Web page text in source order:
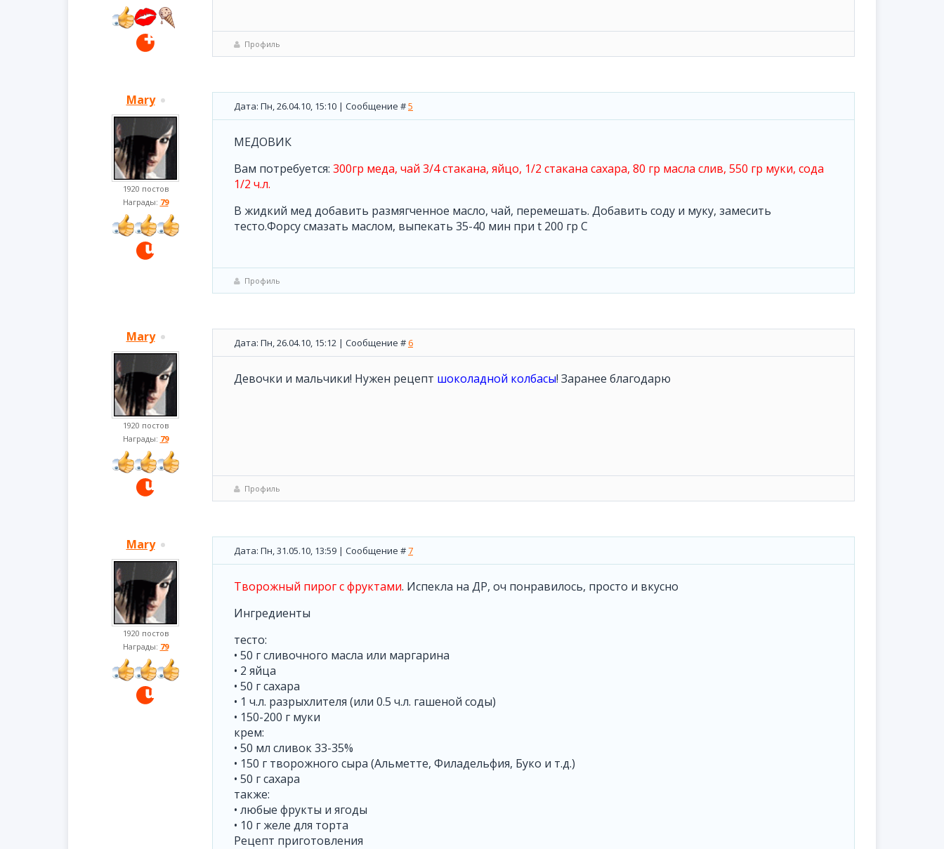
Профиль
Mary
1920 постов
Награды: 79
Дата: Пн, 26.04.10, 15:10 | Сообщение #5
МЕДОВИК
Вам потребуется: 300гр меда, чай 3/4 стакана, яйцо, 1/2 стакана сахара, 80 гр масла слив, 550 гр муки, сода
1/2 ч.л.
В жидкий мед добавить размягченное масло, чай, перемешать. Добавить соду и муку, замесить
тесто.Форсу смазать маслом, выпекать 35-40 мин при t 200 гр С
Профиль
Mary
1920 постов
Награды: 79
Дата: Пн, 26.04.10, 15:12 | Сообщение #6
Девочки и мальчики! Нужен рецепт шоколадной колбасы! Заранее благодарю
Профиль
Mary
1920 постов
Награды: 79
Дата: Пн, 31.05.10, 13:59 | Сообщение #7
Творожный пирог с фруктами. Испекла на ДР, оч понравилось, просто и вкусно
Ингредиенты
тесто:
• 50 г сливочного масла или маргарина
• 2 яйца
• 50 г сахара
• 1 ч.л. разрыхлителя (или 0.5 ч.л. гашеной соды)
• 150-200 г муки
крем:
• 50 мл сливок 33-35%
• 150 г творожного сыра (Альметте, Филадельфия, Буко и т.д.)
• 50 г сахара
также:
• любые фрукты и ягоды
• 10 г желе для торта
Рецепт приготовления